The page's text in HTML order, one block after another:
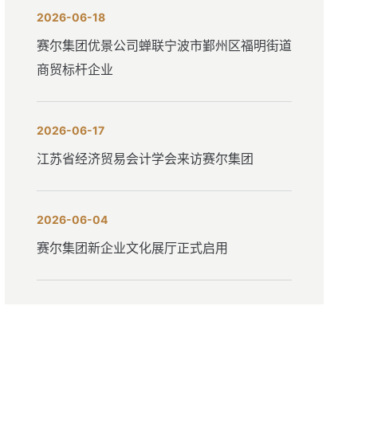
2026-06-18
赛尔集团优景公司蝉联宁波市鄞州区福明街道
商贸标杆企业
2026-06-17
江苏省经济贸易会计学会来访赛尔集团
2026-06-04
赛尔集团新企业文化展厅正式启用